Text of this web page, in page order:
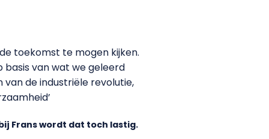
toekomst te mogen kijken.
basis van wat we geleerd
van de industriële revolutie,
Frans wordt dat toch lastig.